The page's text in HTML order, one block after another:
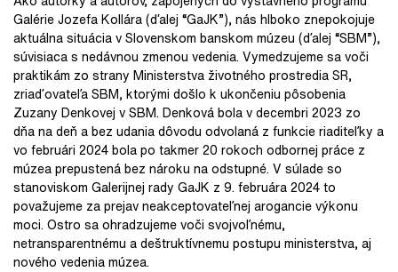
Galérie Jozefa Kollára (ďalej “GaJK”), nás hlboko znepokojuje
aktuálna situácia v Slovenskom banskom múzeu (ďalej “SBM”),
súvisiaca s nedávnou zmenou vedenia. Vymedzujeme sa voči
praktikám zo strany Ministerstva životného prostredia SR,
zriaďovateľa SBM, ktorými došlo k ukončeniu pôsobenia
Zuzany Denkovej v SBM. Denková bola v decembri 2023 zo
dňa na deň a bez udania dôvodu odvolaná z funkcie riaditeľky a
vo februári 2024 bola po takmer 20 rokoch odbornej práce z
múzea prepustená bez nároku na odstupné. V súlade so
stanoviskom Galerijnej rady GaJK z 9. februára 2024 to
považujeme za prejav neakceptovateľnej arogancie výkonu
moci. Ostro sa ohradzujeme voči svojvoľnému,
netransparentnému a deštruktívnemu postupu ministerstva, aj
nového vedenia múzea.